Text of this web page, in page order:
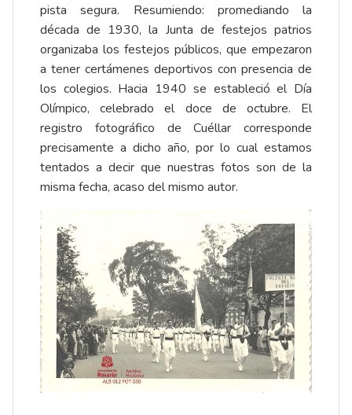
pista segura. Resumiendo: promediando la
década de 1930, la Junta de festejos patrios
organizaba los festejos públicos, que empezaron
a tener certámenes deportivos con presencia de
los colegios. Hacia 1940 se estableció el Día
Olímpico, celebrado el doce de octubre. El
registro fotográfico de Cuéllar corresponde
precisamente a dicho año, por lo cual estamos
tentados a decir que nuestras fotos son de la
misma fecha, acaso del mismo autor.